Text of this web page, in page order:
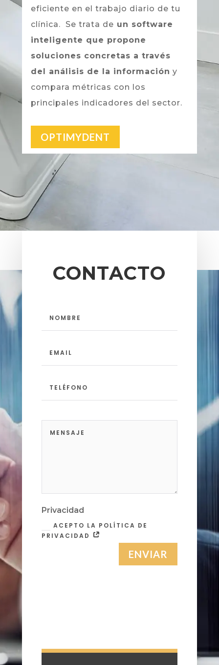
eficiente en el trabajo diario de tu
clínica. Se trata de un software
inteligente que propone
soluciones concretas a través
del análisis de la información y
compara métricas con los
principales indicadores del sector.
OPTIMYDENT
CONTACTO
Privacidad
ACEPTO LA POLÍTICA DE
PRIVACIDAD
ENVIAR